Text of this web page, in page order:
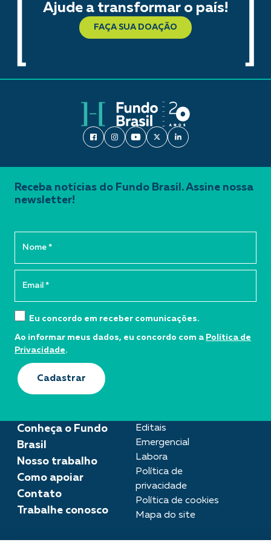
Ajude a transformar o país!
FAÇA SUA DOAÇÃO
Conheça o Fundo
Brasil
Nosso trabalho
Como apoiar
Contato
Trabalhe conosco
Editais
Emergencial
Labora
Política de
privacidade
Política de cookies
Mapa do site
Receba notícias do Fundo Brasil. Assine nossa
newsletter!
Eu concordo em receber comunicações.
Ao informar meus dados, eu concordo com a Política de
Privacidade.
Cadastrar